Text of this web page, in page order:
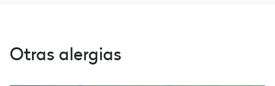
Otras alergias